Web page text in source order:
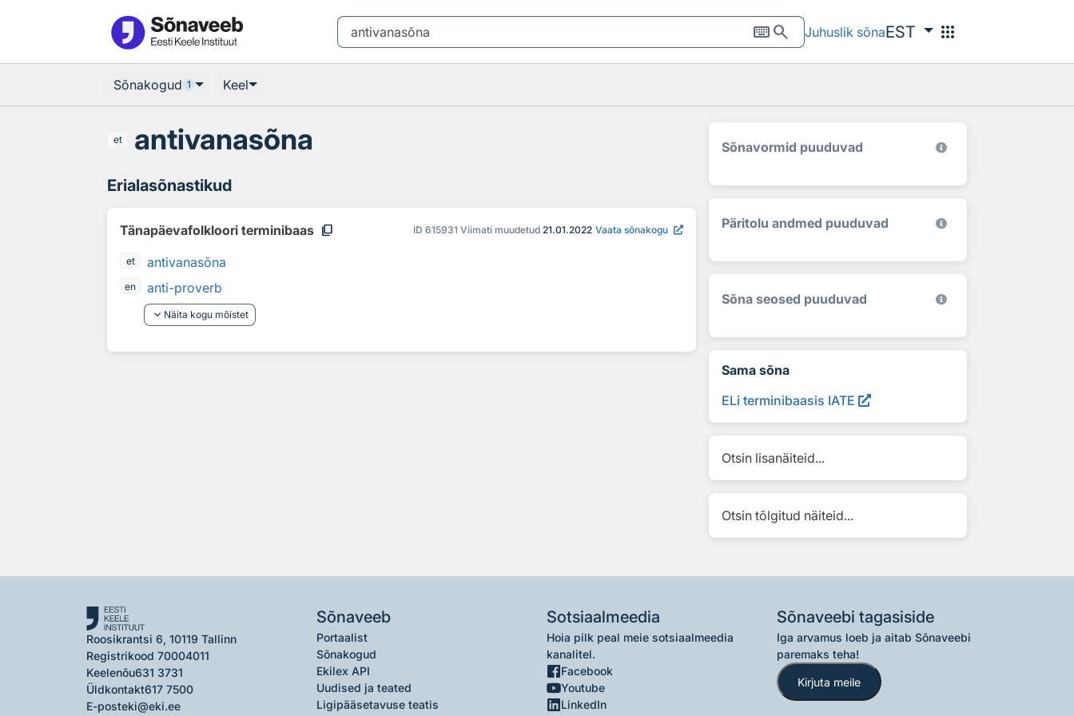
keyboardsearch Juhuslik sõnaEST apps
Sõnakogud 1 Keel
et antivanasõna
Erialasõnastikud
Tänapäevafolkloori terminibaas content_copy ID 615931 Viimati muudetud 21.01.2022 Vaata sõnakogu
et antivanasõna
en
anti-proverb
keyboard_arrow_down Näita kogu mõistet
Sõnavormid puuduvad
Päritolu andmed puuduvad
Sõna seosed puuduvad
Sama sõna
ELi terminibaasis IATE
Otsin lisanäiteid...
Otsin tõlgitud näiteid...
Roosikrantsi 6, 10119 Tallinn
Registrikood 70004011
Keelenõu631 3731
Üldkontakt617 7500
E-posteki@eki.ee
Sõnaveeb
Portaalist
Sõnakogud
Ekilex API
Uudised ja teated
Ligipääsetavuse teatis
Sotsiaalmeedia
Hoia pilk peal meie sotsiaalmeedia
kanalitel.
Facebook
Youtube
LinkedIn
Sõnaveebi tagasiside
Iga arvamus loeb ja aitab Sõnaveebi
paremaks teha!
Kirjuta meile